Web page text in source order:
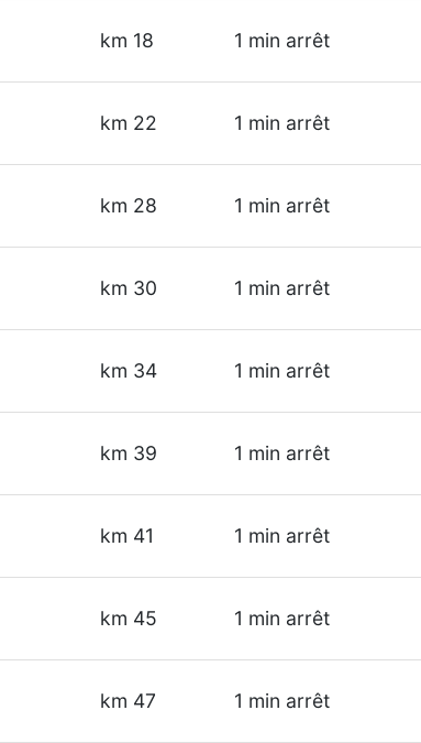
km 18 1 min arrêt
km 22 1 min arrêt
km 28 1 min arrêt
km 30 1 min arrêt
km 34 1 min arrêt
km 39 1 min arrêt
km 41 1 min arrêt
km 45 1 min arrêt
km 47 1 min arrêt